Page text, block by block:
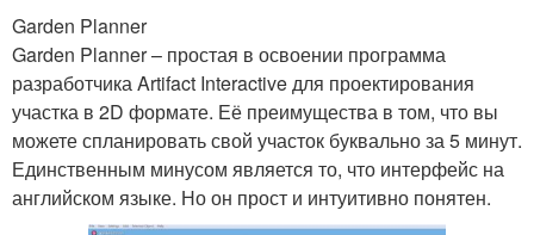
Garden Planner
Garden Planner – простая в освоении программа
разработчика Artifact Interactive для проектирования
участка в 2D формате. Её преимущества в том, что вы
можете спланировать свой участок буквально за 5 минут.
Единственным минусом является то, что интерфейс на
английском языке. Но он прост и интуитивно понятен.